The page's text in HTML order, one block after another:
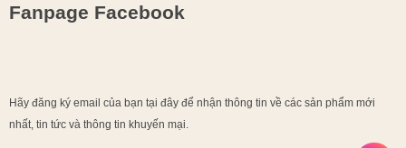
Fanpage Facebook
Hãy đăng ký email của bạn tại đây để nhận thông tin về các sản phẩm mới
nhất, tin tức và thông tin khuyến mại.